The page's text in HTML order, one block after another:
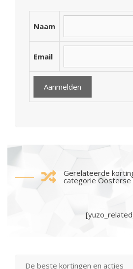
Naam
Email
Gerelateerde
categorie Oosterse
De beste kortingen en acties